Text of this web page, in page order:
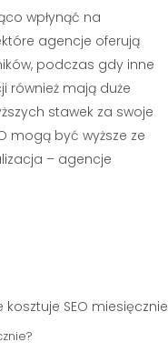
wpłynąć na
agencje oferują
podczas gdy inne
również mają duże
stawek za swoje
mogą być wyższe ze
– agencje